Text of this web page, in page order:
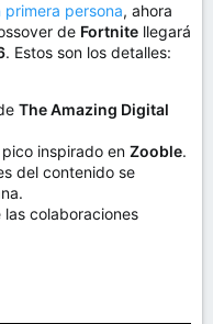
primera persona, ahora
de Fortnite llegará
. Estos son los detalles:
The Amazing Digital
inspirado en Zooble.
del contenido se
colaboraciones